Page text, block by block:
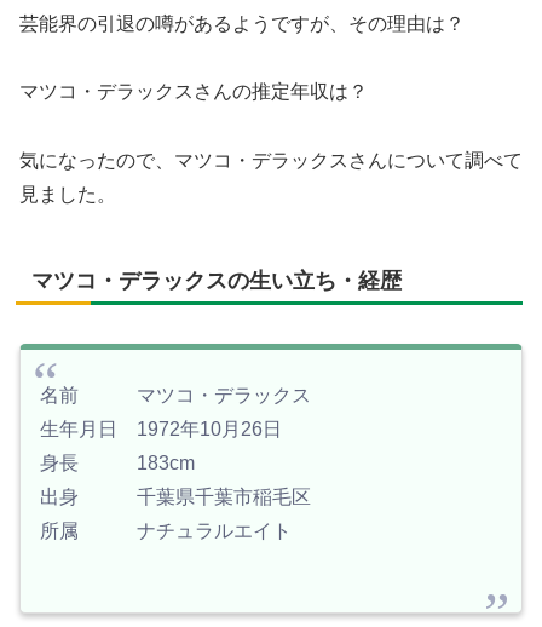
芸能界の引退の噂があるようですが、その理由は？
マツコ・デラックスさんの推定年収は？
気になったので、マツコ・デラックスさんについて調べて
見ました。
マツコ・デラックスの生い立ち・経歴
名前 マツコ・デラックス
生年月日 1972年10月26日
身長 183cm
出身 千葉県千葉市稲毛区
所属 ナチュラルエイト